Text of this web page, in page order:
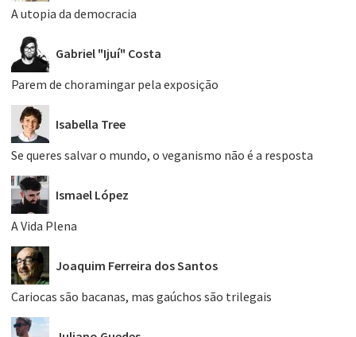
A utopia da democracia
Gabriel "Ijuí" Costa
Parem de choramingar pela exposição
Isabella Tree
Se queres salvar o mundo, o veganismo não é a resposta
Ismael López
A Vida Plena
Joaquim Ferreira dos Santos
Cariocas são bacanas, mas gaúchos são trilegais